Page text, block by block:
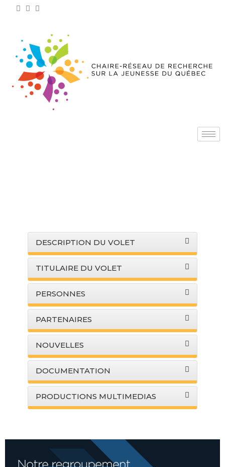
DESCRIPTION DU VOLET
TITULAIRE DU VOLET
PERSONNES
PARTENAIRES
NOUVELLES
DOCUMENTATION
PRODUCTIONS MULTIMEDIAS